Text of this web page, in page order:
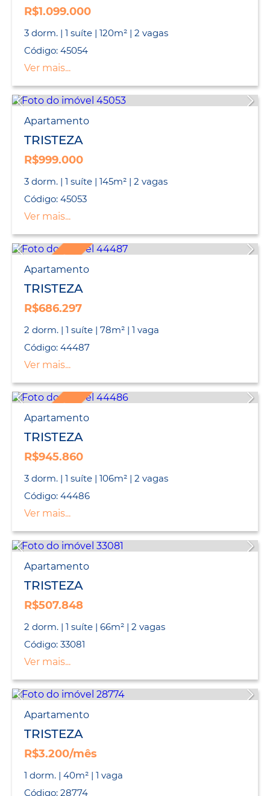
R$1.099.000
3 dorm. | 1 suíte | 120m² | 2 vagas
Código: 45054
Ver mais...
Apartamento
TRISTEZA
R$999.000
3 dorm. | 1 suíte | 145m² | 2 vagas
Código: 45053
Ver mais...
LANÇAMENTO
Apartamento
TRISTEZA
R$686.297
2 dorm. | 1 suíte | 78m² | 1 vaga
Código: 44487
Ver mais...
LANÇAMENTO
Apartamento
TRISTEZA
R$945.860
3 dorm. | 1 suíte | 106m² | 2 vagas
Código: 44486
Ver mais...
Apartamento
TRISTEZA
R$507.848
2 dorm. | 1 suíte | 66m² | 2 vagas
Código: 33081
Ver mais...
Apartamento
TRISTEZA
R$3.200/mês
1 dorm. | 40m² | 1 vaga
Código: 28774